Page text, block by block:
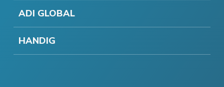
ADI GLOBAL
HANDIG